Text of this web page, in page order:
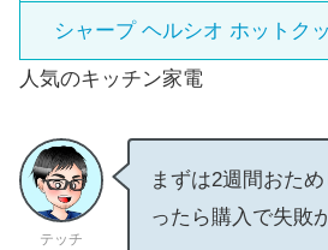
シャープ ヘルシオ ホットク
人気のキッチン家電
テッチ
まずは2週間おた
ったら購入で失敗